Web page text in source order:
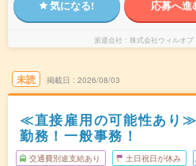
気になる! 応募へ進
派遣会社 株式会社ウィルオ
未読 掲載日 2026/08/03
≪直接雇用の可能性あり
勤務！一般事務！
交通費別途支給あり 土日祝日が休み